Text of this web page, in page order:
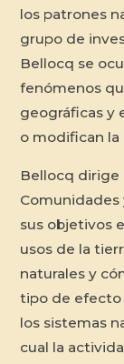
los patrones
grupo de
Bellocq se
fenómenos
geográficas y
o modifican
Bellocq dirige
Comunidades
sus objetivos
usos de la
naturales y
tipo de efecto
los sistemas
cual la